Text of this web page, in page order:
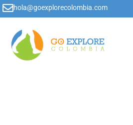
hola@goexplorecolombia.com